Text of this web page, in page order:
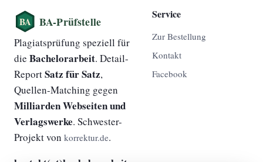
Plagiatsprüfung speziell für
die Bachelorarbeit. Detail-
ReportSatz für Satz,
Quellen-Matching gegen
Milliarden Webseiten und
Verlagswerke. Schwester-
Projekt von korrektur.de.
Service
Zur Bestellung
Kontakt
Facebook